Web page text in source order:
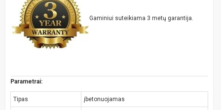
Gaminiui suteikiama 3 metų garantija.
Parametrai:
Tipas įbetonuojamas